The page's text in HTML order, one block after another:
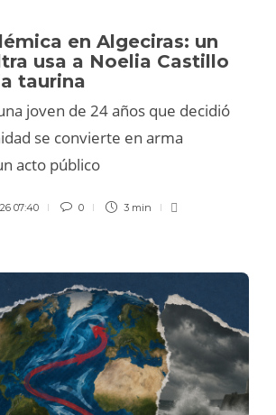
en Algeciras: un
usa a Noelia Castillo
taurina
joven de 24 años que decidió
se convierte en arma
acto público
07:40 0 3 min